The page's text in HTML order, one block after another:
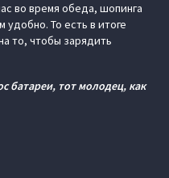
во время обеда, шопинга
удобно. То есть в итоге
то, чтобы зарядить
батареи, тот молодец, как